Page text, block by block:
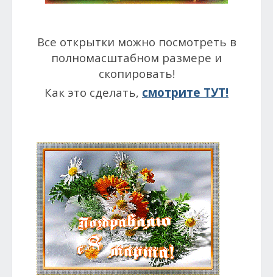
Все открытки можно посмотреть в
полномасштабном размере и
скопировать!
Как это сделать, смотрите ТУТ!